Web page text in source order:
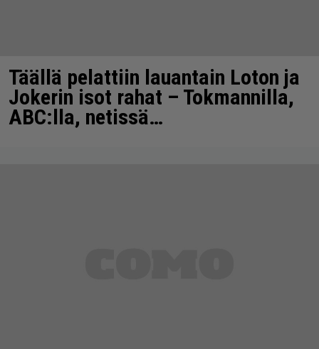
Täällä pelattiin lauantain Loton ja
Jokerin isot rahat – Tokmannilla,
ABC:lla, netissä…